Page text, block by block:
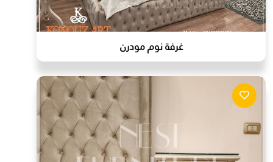
غرفة نوم مودرن